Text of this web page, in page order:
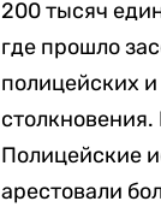
200 тысяч
где прошло
полицейских
Полицейские
арестовали